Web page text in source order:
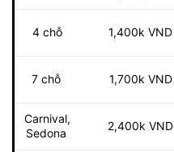
4 chỗ 1,400k VND
7 chỗ 1,700k VND
Carnival,
Sedona
2,400k VND